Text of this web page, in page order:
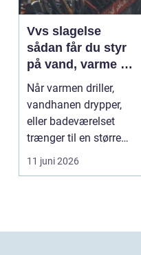
Vvs slagelse
sådan får du styr
på vand, varme og
energi i din bolig
Når varmen driller,
vandhanen drypper,
eller badeværelset
trænger til en større
renovering, er en dy...
11 juni 2026